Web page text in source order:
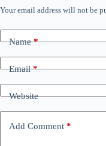
Your email address will not be
Name*
Email*
Website
Add Comment *